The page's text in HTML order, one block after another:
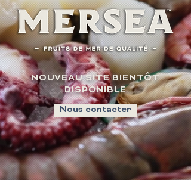
NOUVEAU SITE BIENTÔT
DISPONIBLE
Nous contacter